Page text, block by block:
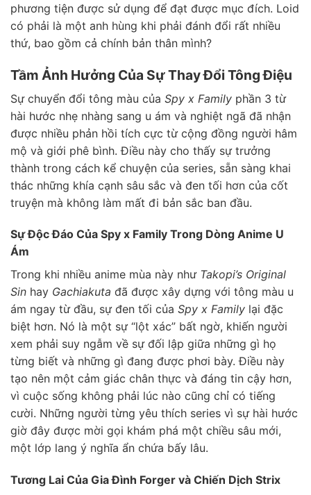
phương tiện được sử dụng để đạt được mục đích. Loid
có phải là một anh hùng khi phải đánh đổi rất nhiều
thứ, bao gồm cả chính bản thân mình?
Tầm Ảnh Hưởng Của Sự Thay Đổi Tông Điệu
Sự chuyển đổi tông màu của Spy x Family phần 3 từ
hài hước nhẹ nhàng sang u ám và nghiệt ngã đã nhận
được nhiều phản hồi tích cực từ cộng đồng người hâm
mộ và giới phê bình. Điều này cho thấy sự trưởng
thành trong cách kể chuyện của series, sẵn sàng khai
thác những khía cạnh sâu sắc và đen tối hơn của cốt
truyện mà không làm mất đi bản sắc ban đầu.
Sự Độc Đáo Của Spy x Family Trong Dòng Anime U
Ám
Trong khi nhiều anime mùa này như Takopi’s Original
Sin hay Gachiakuta đã được xây dựng với tông màu u
ám ngay từ đầu, sự đen tối của Spy x Family lại đặc
biệt hơn. Nó là một sự “lột xác” bất ngờ, khiến người
xem phải suy ngẫm về sự đối lập giữa những gì họ
từng biết và những gì đang được phơi bày. Điều này
tạo nên một cảm giác chân thực và đáng tin cậy hơn,
vì cuộc sống không phải lúc nào cũng chỉ có tiếng
cười. Những người từng yêu thích series vì sự hài hước
giờ đây được mời gọi khám phá một chiều sâu mới,
một lớp lang ý nghĩa ẩn chứa bấy lâu.
Tương Lai Của Gia Đình Forger và Chiến Dịch Strix